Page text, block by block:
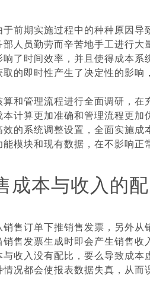
于前期实施过程中的种种原因
部人员勤劳而辛苦地手工进行
响了时间效率，并且使得成本
的即时性产生了决定性的影响
和管理流程进行全面调研，
计算更加准确和管理流程更
的系统调整设置，全面实施成
能模块和现有数据，在不影响
成本与收入的
销售订单下推销售发票，另外
售发票生成时即会产生销售
与收入没有配比，要么导致成
况都会使报表数据失真，从而